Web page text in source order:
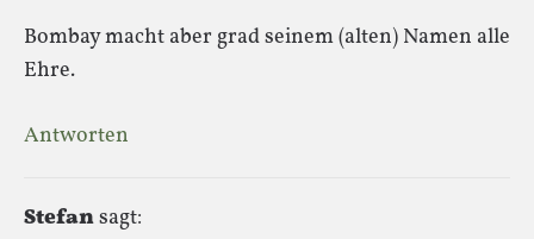
Bombay macht aber grad seinem (alten) Namen alle
Ehre.
Antworten
Stefansagt: